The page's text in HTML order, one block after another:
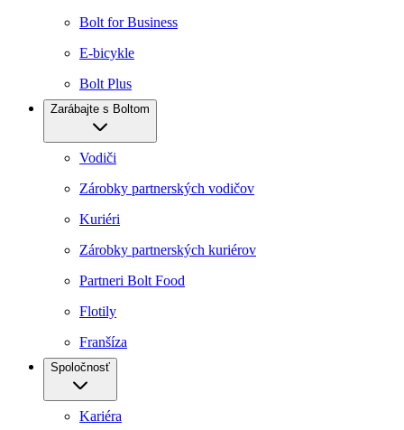
Bolt for Business
E-bicykle
Bolt Plus
Zarábajte s Boltom
Vodiči
Zárobky partnerských vodičov
Kuriéri
Zárobky partnerských kuriérov
Partneri Bolt Food
Flotily
Franšíza
Spoločnosť
Kariéra